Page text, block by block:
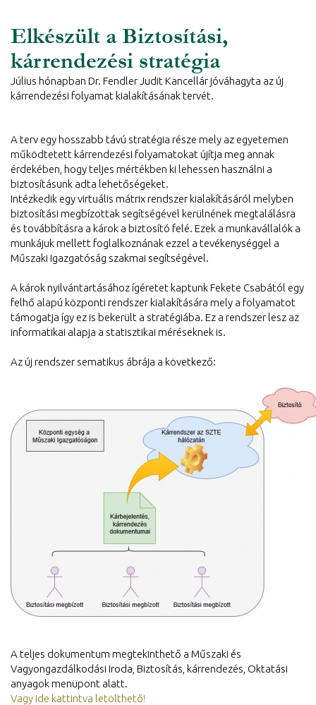
Elkészült a Biztosítási,
kárrendezési stratégia
Július hónapban Dr. Fendler Judit Kancellár jóváhagyta az új
kárrendezési folyamat kialakításának tervét.
A terv egy hosszabb távú stratégia része mely az egyetemen
működtetett kárrendezési folyamatokat újítja meg annak
érdekében, hogy teljes mértékben ki lehessen használni a
biztosításunk adta lehetőségeket.
Intézkedik egy virtuális mátrix rendszer kialakításáról melyben
biztosítási megbízottak segítségével kerülnének megtalálásra
és továbbításra a károk a biztosító felé. Ezek a munkavállalók a
munkájuk mellett foglalkoznának ezzel a tevékenységgel a
Műszaki Igazgatóság szakmai segítségével.
A károk nyilvántartásához ígéretet kaptunk Fekete Csabától egy
felhő alapú központi rendszer kialakítására mely a folyamatot
támogatja így ez is bekerült a stratégiába. Ez a rendszer lesz az
informatikai alapja a statisztikai méréseknek is.
Az új rendszer sematikus ábrája a következő:
A teljes dokumentum megtekinthető a Műszaki és
Vagyongazdálkodási Iroda, Biztosítás, kárrendezés, Oktatási
anyagok menüpont alatt.
Vagy ide kattintva letölthető!